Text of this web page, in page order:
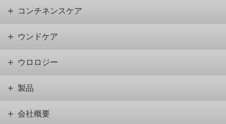
コンチネンスケア
ウンドケア
ウロロジー
製品
会社概要